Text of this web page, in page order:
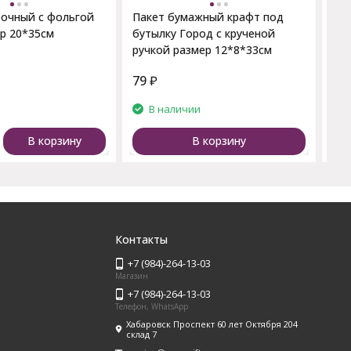
с фольгой
20*35см
В корзину
Пакет бумажный крафт под
бутылку Город с крученой
ручкой размер 12*8*33см
79₽
В наличии
В корзину
Контакты
+7 (984)-264-13-03
Магазин
+7 (984)-264-13-03
Телефон, WhatsApp
Хабаровск Проспект 60 лет Октября 204
склад 7